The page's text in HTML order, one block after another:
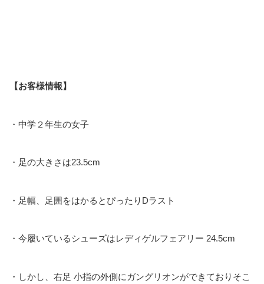
【お客様情報】
・中学２年生の女子
・足の大きさは23.5cm
・足幅、足囲をはかるとぴったりDラスト
・今履いているシューズはレディゲルフェアリー 24.5cm
・しかし、右足 小指の外側にガングリオンができておりそこ